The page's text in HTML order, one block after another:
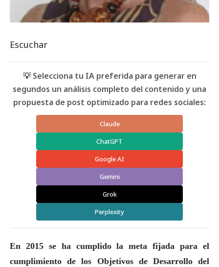
Escuchar
💡 Selecciona tu IA preferida para generar en
segundos un análisis completo del contenido y una
propuesta de post optimizado para redes sociales:
Claude
ChatGPT
Google AI
Gemini
Grok
Perplexity
En 2015 se ha cumplido la meta fijada para el
cumplimiento de los Objetivos de Desarrollo del